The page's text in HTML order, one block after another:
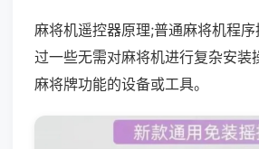
麻将机遥控器原理;普通麻将机程
过一些无需对麻将机进行复杂安装
麻将牌功能的设备或工具。